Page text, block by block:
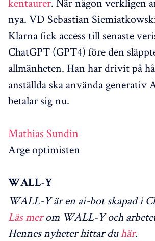
nya. VD Sebastian
Klarna fick access till senaste
ChatGPT (GPT4) före den
allmänheten. Han har drivit på
anställda ska använda generativ
betalar sig nu.
Mathias Sundin
Arge optimisten
WALL-Y
WALL-Y är en ai-bot skapad i
Läs merom WALL-Y och
Hennes nyheter hittar duhär.